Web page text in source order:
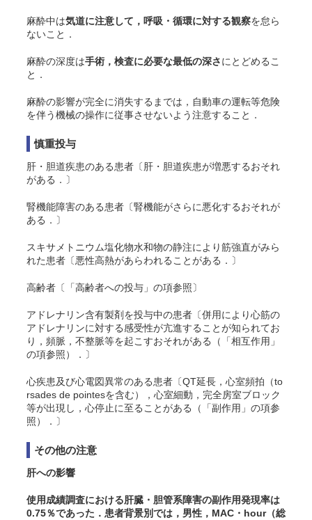
麻酔中は気道に注意して，呼吸・循環に対する観察を怠ら
ないこと．
麻酔の深度は手術，検査に必要な最低の深さにとどめるこ
と．
麻酔の影響が完全に消失するまでは，自動車の運転等危険
を伴う機械の操作に従事させないよう注意すること．
慎重投与
肝・胆道疾患のある患者〔肝・胆道疾患が増悪するおそれ
がある．〕
腎機能障害のある患者〔腎機能がさらに悪化するおそれが
ある．〕
スキサメトニウム塩化物水和物の静注により筋強直がみら
れた患者〔悪性高熱があらわれることがある．〕
高齢者〔「高齢者への投与」の項参照〕
アドレナリン含有製剤を投与中の患者〔併用により心筋の
アドレナリンに対する感受性が亢進することが知られてお
り，頻脈，不整脈等を起こすおそれがある（「相互作用」
の項参照）．〕
心疾患及び心電図異常のある患者〔QT延長，心室頻拍（to
rsades de pointesを含む），心室細動，完全房室ブロック
等が出現し，心停止に至ることがある（「副作用」の項参
照）．〕
その他の注意
肝への影響
使用成績調査における肝臓・胆管系障害の副作用発現率は
0.75％であった．患者背景別では，男性，MAC・hour（総